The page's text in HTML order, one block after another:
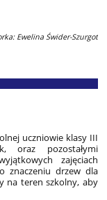
Ewelina Świder-Szurgot
uczniowie klasy III
oraz pozostałymi
zajęciach
znaczeniu drzew dla
na teren szkolny, aby